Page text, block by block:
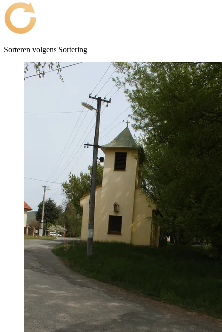
Sorteren volgens Sortering